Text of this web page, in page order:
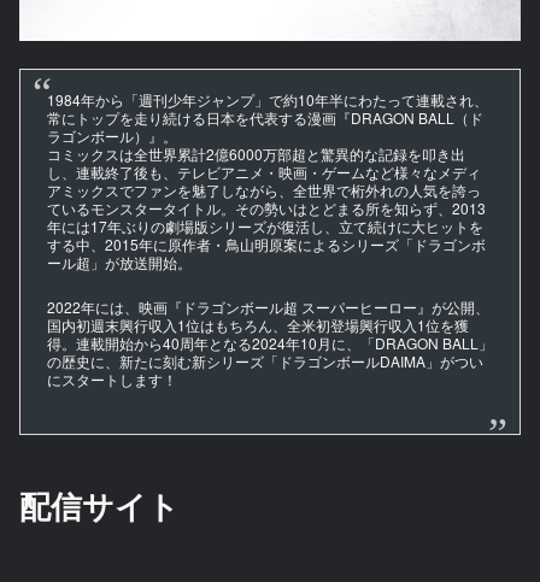
1984年から「週刊少年ジャンプ」で約10年半にわたって連載され、
常にトップを走り続ける日本を代表する漫画『DRAGON BALL（ド
ラゴンボール）』。
コミックスは全世界累計2億6000万部超と驚異的な記録を叩き出
し、連載終了後も、テレビアニメ・映画・ゲームなど様々なメディ
アミックスでファンを魅了しながら、全世界で桁外れの人気を誇っ
ているモンスタータイトル。その勢いはとどまる所を知らず、2013
年には17年ぶりの劇場版シリーズが復活し、立て続けに大ヒットを
する中、2015年に原作者・鳥山明原案によるシリーズ「ドラゴンボ
ール超」が放送開始。
2022年には、映画『ドラゴンボール超 スーパーヒーロー』が公開、
国内初週末興行収入1位はもちろん、全米初登場興行収入1位を獲
得。連載開始から40周年となる2024年10月に、「DRAGON BALL」
の歴史に、新たに刻む新シリーズ「ドラゴンボールDAIMA」がつい
にスタートします！
配信サイト